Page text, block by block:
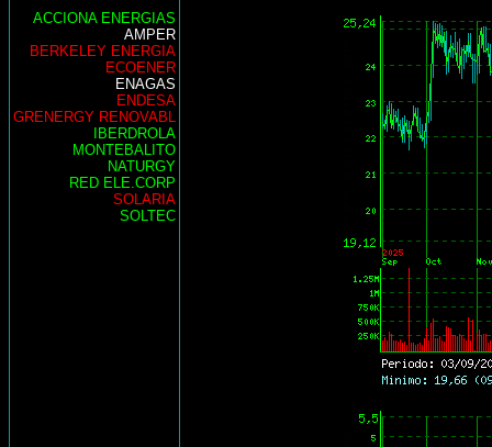
ACCIONA ENERGIAS
AMPER
BERKELEY ENERGIA
ECOENER
ENAGAS
ENDESA
GRENERGY RENOVABL
IBERDROLA
MONTEBALITO
NATURGY
RED ELE.CORP
SOLARIA
SOLTEC